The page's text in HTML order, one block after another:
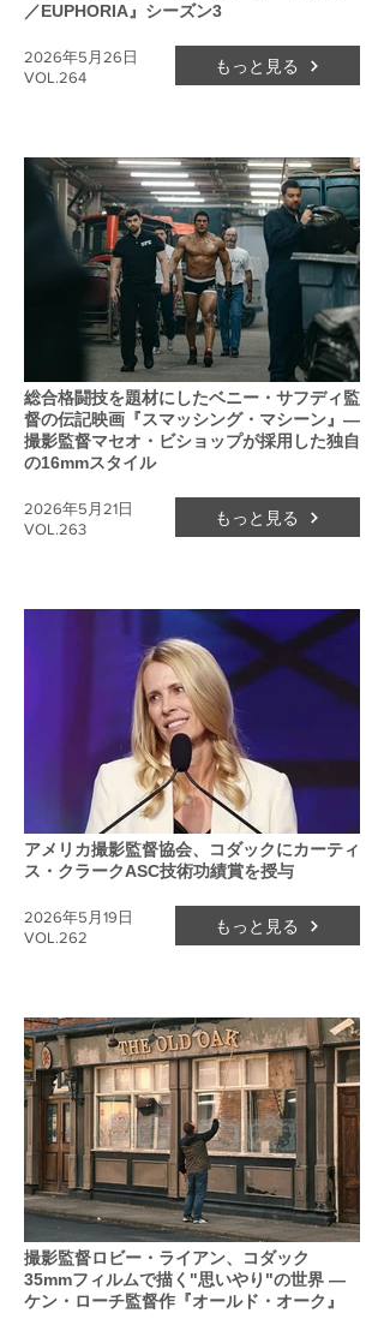
／EUPHORIA』シーズン3
VOL.264
2026年5月26日 もっと見る
総合格闘技を題材にしたベニー・サフディ監
督の伝記映画『スマッシング・マシーン』―
撮影監督マセオ・ビショップが採用した独自
の16mmスタイル
VOL.263
2026年5月21日 もっと見る
アメリカ撮影監督協会、コダックにカーティ
ス・クラークASC技術功績賞を授与
VOL.262
2026年5月19日 もっと見る
撮影監督ロビー・ライアン、コダック
35mmフィルムで描く"思いやり"の世界 ―
ケン・ローチ監督作『オールド・オーク』